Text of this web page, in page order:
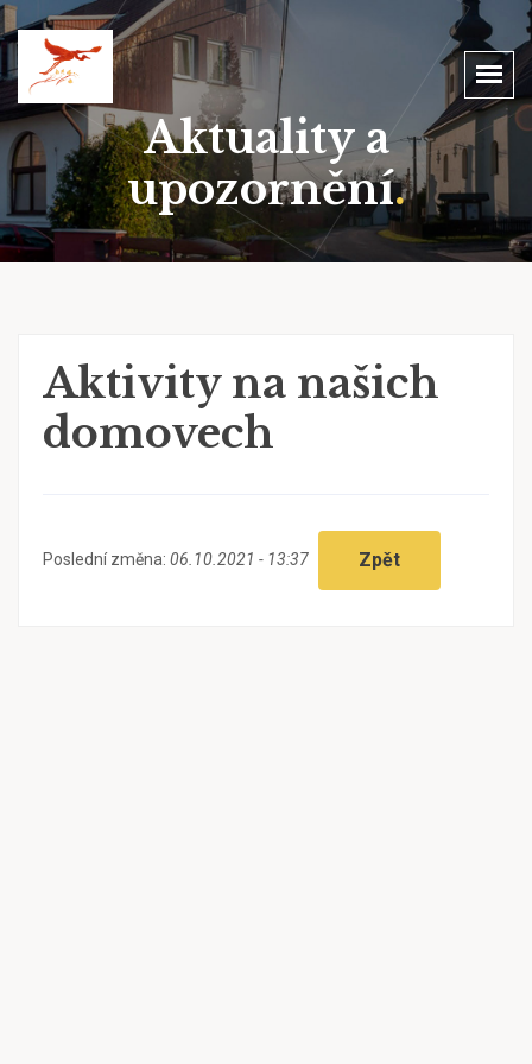
Aktuality a
upozornění.
Aktivity na našich
domovech
Poslední změna: 06.10.2021 - 13:37 Zpět